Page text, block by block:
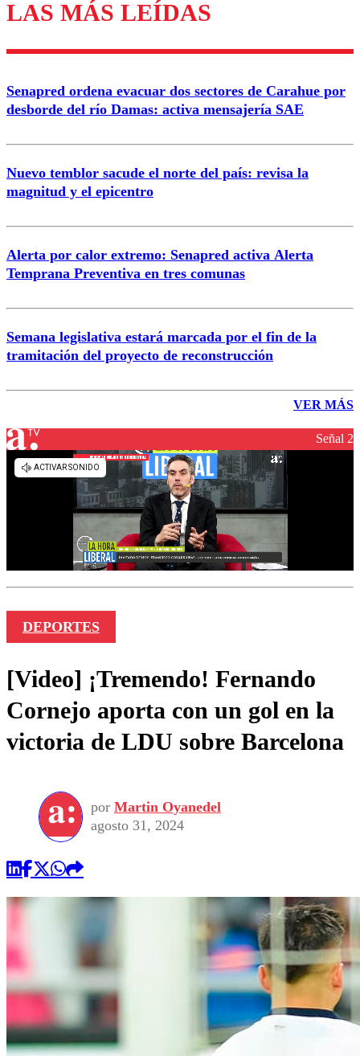
Enviar comentario
LAS MÁS LEÍDAS
Senapred ordena evacuar dos sectores de Carahue por
desborde del río Damas: activa mensajería SAE
Nuevo temblor sacude el norte del país: revisa la
magnitud y el epicentro
Alerta por calor extremo: Senapred activa Alerta
Temprana Preventiva en tres comunas
Semana legislativa estará marcada por el fin de la
tramitación del proyecto de reconstrucción
VER MÁS
Señal 2
DEPORTES
[Video] ¡Tremendo! Fernando
Cornejo aporta con un gol en la
victoria de LDU sobre Barcelona
por Martin Oyanedel
agosto 31, 2024